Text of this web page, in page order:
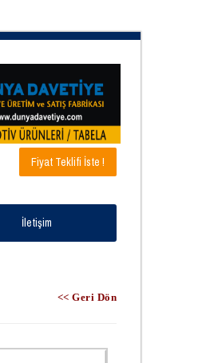
Fiyat Teklifi İste !
İletişim
<< Geri Dön